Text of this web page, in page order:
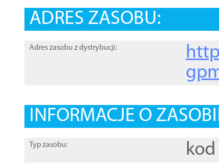
ADRES ZASOBU:
Adres zasobu z dystrybucji:
INFORMACJE O
Typ zasobu: kod